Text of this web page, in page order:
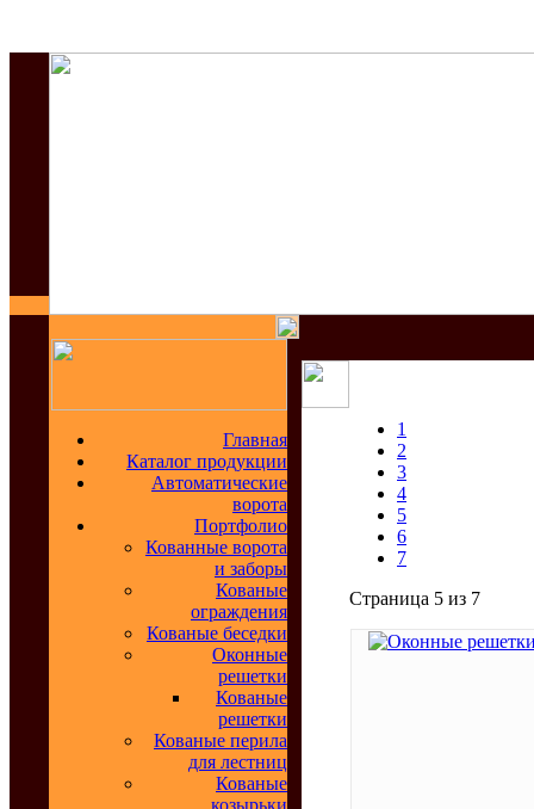
Главная
Каталог продукции
Автоматические
ворота
Портфолио
Кованные ворота
и заборы
Кованые
ограждения
Кованые беседки
Оконные
решетки
Кованые
решетки
Кованые перила
для лестниц
Кованые
козырьки
1
2
3
4
5
6
7
Страница 5 из 7